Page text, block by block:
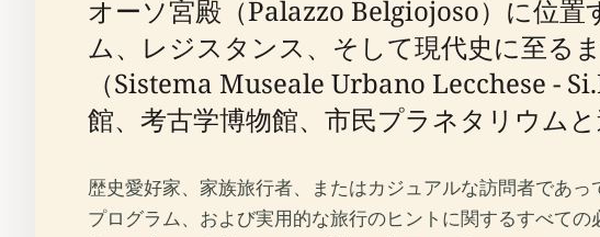
オーソ宮殿（Palazzo Belgiojoso）に位
ム、レジスタンス、そして現代史に至る
（Sistema Museale Urbano Lecchese -
館、考古学博物館、市民プラネタリウム
歴史愛好家、家族旅行者、またはカジュアルな訪問者であ
プログラム、および実用的な旅行のヒントに関するすべて